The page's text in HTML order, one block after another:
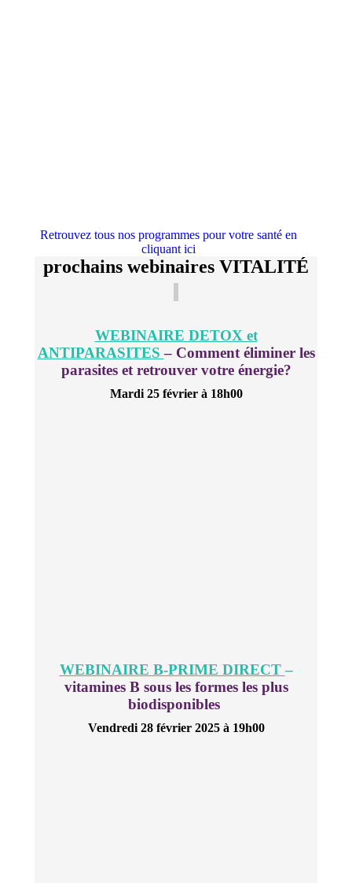
Retrouvez tous nos programmes pour votre santé en
cliquant ici
prochains webinaires VITALITÉ
WEBINAIRE DETOX et
ANTIPARASITES– Comment éliminer les
parasites et retrouver votre énergie?
Mardi 25 février à 18h00
WEBINAIRE B-PRIME DIRECT–
vitamines B sous les formes les plus
biodisponibles
Vendredi 28 février 2025 à 19h00